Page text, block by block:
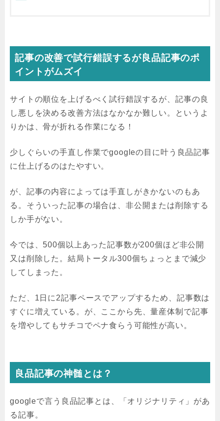
記事の改善で試行錯誤するが良品記事のポ
イントがムズイ
サイトの順位を上げるべく試行錯誤するが、記事の良
し悪しを決める改善方法はなかなか難しい。というよ
りかは、骨が折れる作業になる！
少しぐらいの手直し作業でgoogleの目に叶う良品記事
に仕上げるのはたやすい。
が、記事の内容によっては手直しがきかないのもあ
る。そういった記事の場合は、非公開または削除する
しか手がない。
今では、500個以上あった記事数が200個ほど非公開
又は削除した。結局トータル300個ちょっとまで減少
してしまった。
ただ、1日に2記事ペースでアップするため、記事数は
すぐに増えている。が、ここから先、量産体制で記事
を増やしてもサチコでペナ食らう可能性が高い。
良品記事の神髄とは？
googleで言う良品記事とは、「オリジナリティ」があ
る記事。